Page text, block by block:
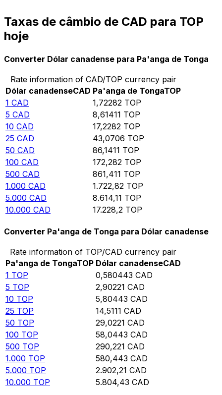
Taxas de câmbio de CAD para TOP
hoje
Converter Dólar canadense para Pa'anga de Tonga
Rate information of CAD/TOP currency pair
Dólar canadenseCAD Pa'anga de TongaTOP
1 CAD 1,72282 TOP
5 CAD 8,61411 TOP
10 CAD 17,2282 TOP
25 CAD 43,0706 TOP
50 CAD 86,1411 TOP
100 CAD 172,282 TOP
500 CAD 861,411 TOP
1.000 CAD 1.722,82 TOP
5.000 CAD 8.614,11 TOP
10.000 CAD 17.228,2 TOP
Converter Pa'anga de Tonga para Dólar canadense
Rate information of TOP/CAD currency pair
Pa'anga de TongaTOP Dólar canadenseCAD
1 TOP 0,580443 CAD
5 TOP 2,90221 CAD
10 TOP 5,80443 CAD
25 TOP 14,5111 CAD
50 TOP 29,0221 CAD
100 TOP 58,0443 CAD
500 TOP 290,221 CAD
1.000 TOP 580,443 CAD
5.000 TOP 2.902,21 CAD
10.000 TOP 5.804,43 CAD